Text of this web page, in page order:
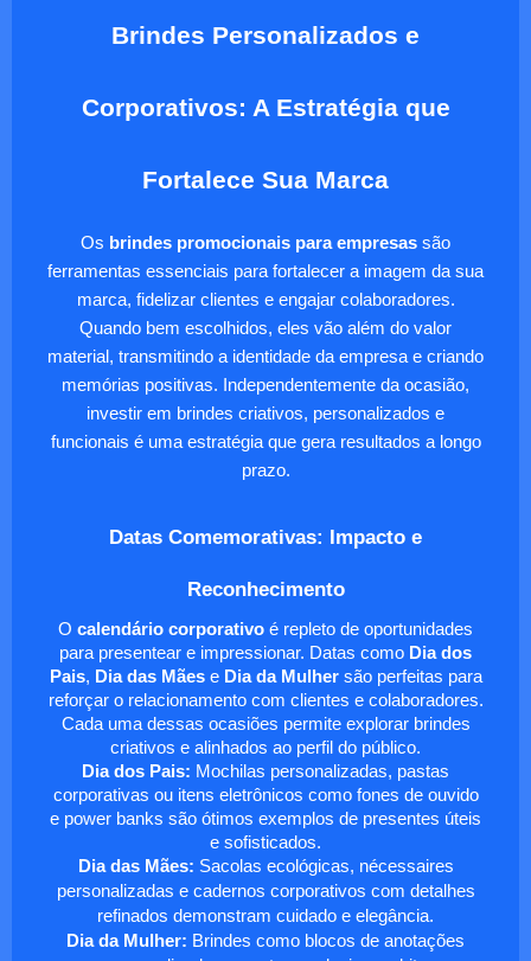
Brindes Personalizados e
Corporativos: A Estratégia que
Fortalece Sua Marca
Os brindes promocionais para empresas são
ferramentas essenciais para fortalecer a imagem da sua
marca, fidelizar clientes e engajar colaboradores.
Quando bem escolhidos, eles vão além do valor
material, transmitindo a identidade da empresa e criando
memórias positivas. Independentemente da ocasião,
investir em brindes criativos, personalizados e
funcionais é uma estratégia que gera resultados a longo
prazo.
Datas Comemorativas: Impacto e
Reconhecimento
O calendário corporativo é repleto de oportunidades
para presentear e impressionar. Datas como Dia dos
Pais, Dia das Mãese Dia da Mulhersão perfeitas para
reforçar o relacionamento com clientes e colaboradores.
Cada uma dessas ocasiões permite explorar brindes
criativos e alinhados ao perfil do público.
Dia dos Pais: Mochilas personalizadas, pastas
corporativas ou itens eletrônicos como fones de ouvido
e power banks são ótimos exemplos de presentes úteis
e sofisticados.
Dia das Mães: Sacolas ecológicas, nécessaires
personalizadas e cadernos corporativos com detalhes
refinados demonstram cuidado e elegância.
Dia da Mulher: Brindes como blocos de anotações